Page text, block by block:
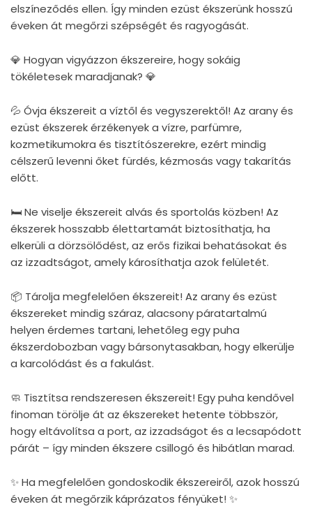
elszíneződés ellen. Így minden ezüst ékszerünk hosszú
éveken át megőrzi szépségét és ragyogását.
💎 Hogyan vigyázzon ékszereire, hogy sokáig
tökéletesek maradjanak? 💎
💦 Óvja ékszereit a víztől és vegyszerektől! Az arany és
ezüst ékszerek érzékenyek a vízre, parfümre,
kozmetikumokra és tisztítószerekre, ezért mindig
célszerű levenni őket fürdés, kézmosás vagy takarítás
előtt.
🛏 Ne viselje ékszereit alvás és sportolás közben! Az
ékszerek hosszabb élettartamát biztosíthatja, ha
elkerüli a dörzsölődést, az erős fizikai behatásokat és
az izzadtságot, amely károsíthatja azok felületét.
📦 Tárolja megfelelően ékszereit! Az arany és ezüst
ékszereket mindig száraz, alacsony páratartalmú
helyen érdemes tartani, lehetőleg egy puha
ékszerdobozban vagy bársonytasakban, hogy elkerülje
a karcolódást és a fakulást.
🧼 Tisztítsa rendszeresen ékszereit! Egy puha kendővel
finoman törölje át az ékszereket hetente többször,
hogy eltávolítsa a port, az izzadságot és a lecsapódott
párát – így minden ékszere csillogó és hibátlan marad.
✨ Ha megfelelően gondoskodik ékszereiről, azok hosszú
éveken át megőrzik káprázatos fényüket! ✨